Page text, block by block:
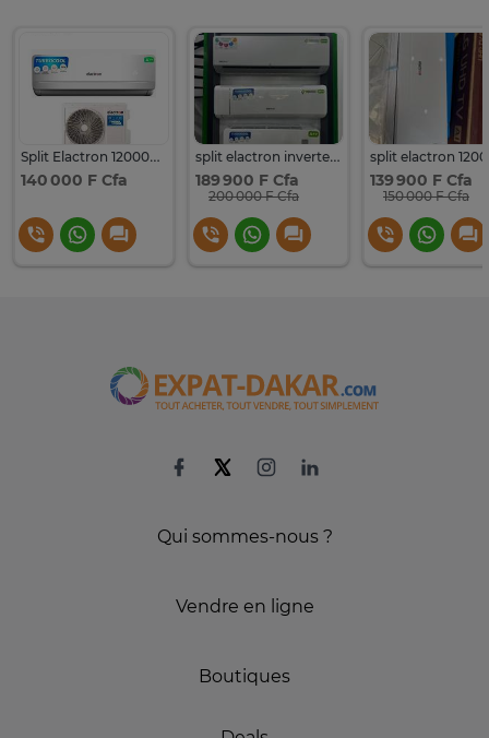
Split Elactron 12000btu 1.5cv A+++
140 000 F Cfa
split elactron inverter 12000btu A+++
189 900 F Cfa
200 000 F Cfa
139 900 F Cfa
150 000 F Cfa
Qui sommes-nous ?
Vendre en ligne
Boutiques